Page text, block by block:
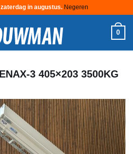
in augustus. Negeren
0
3 405×203 3500KG